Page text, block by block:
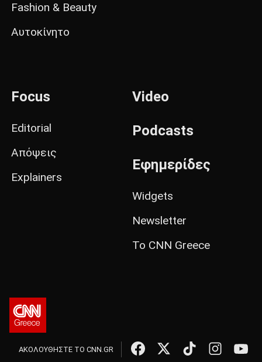
Fashion & Beauty
Αυτοκίνητο
Focus
Editorial
Απόψεις
Explainers
Video
Podcasts
Εφημερίδες
Widgets
Newsletter
Το CNN Greece
ΑΚΟΛΟΥΘΗΣΤΕ ΤΟ CNN.GR